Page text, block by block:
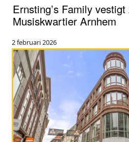
Ernsting’s Family
Musiskwartier Arnhem
2 februari 2026